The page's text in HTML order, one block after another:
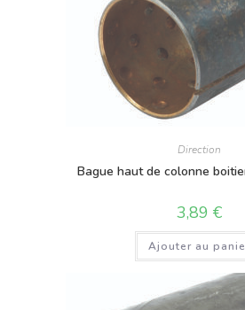
Direction
Bague haut de colonne
3,89 €
Ajouter au